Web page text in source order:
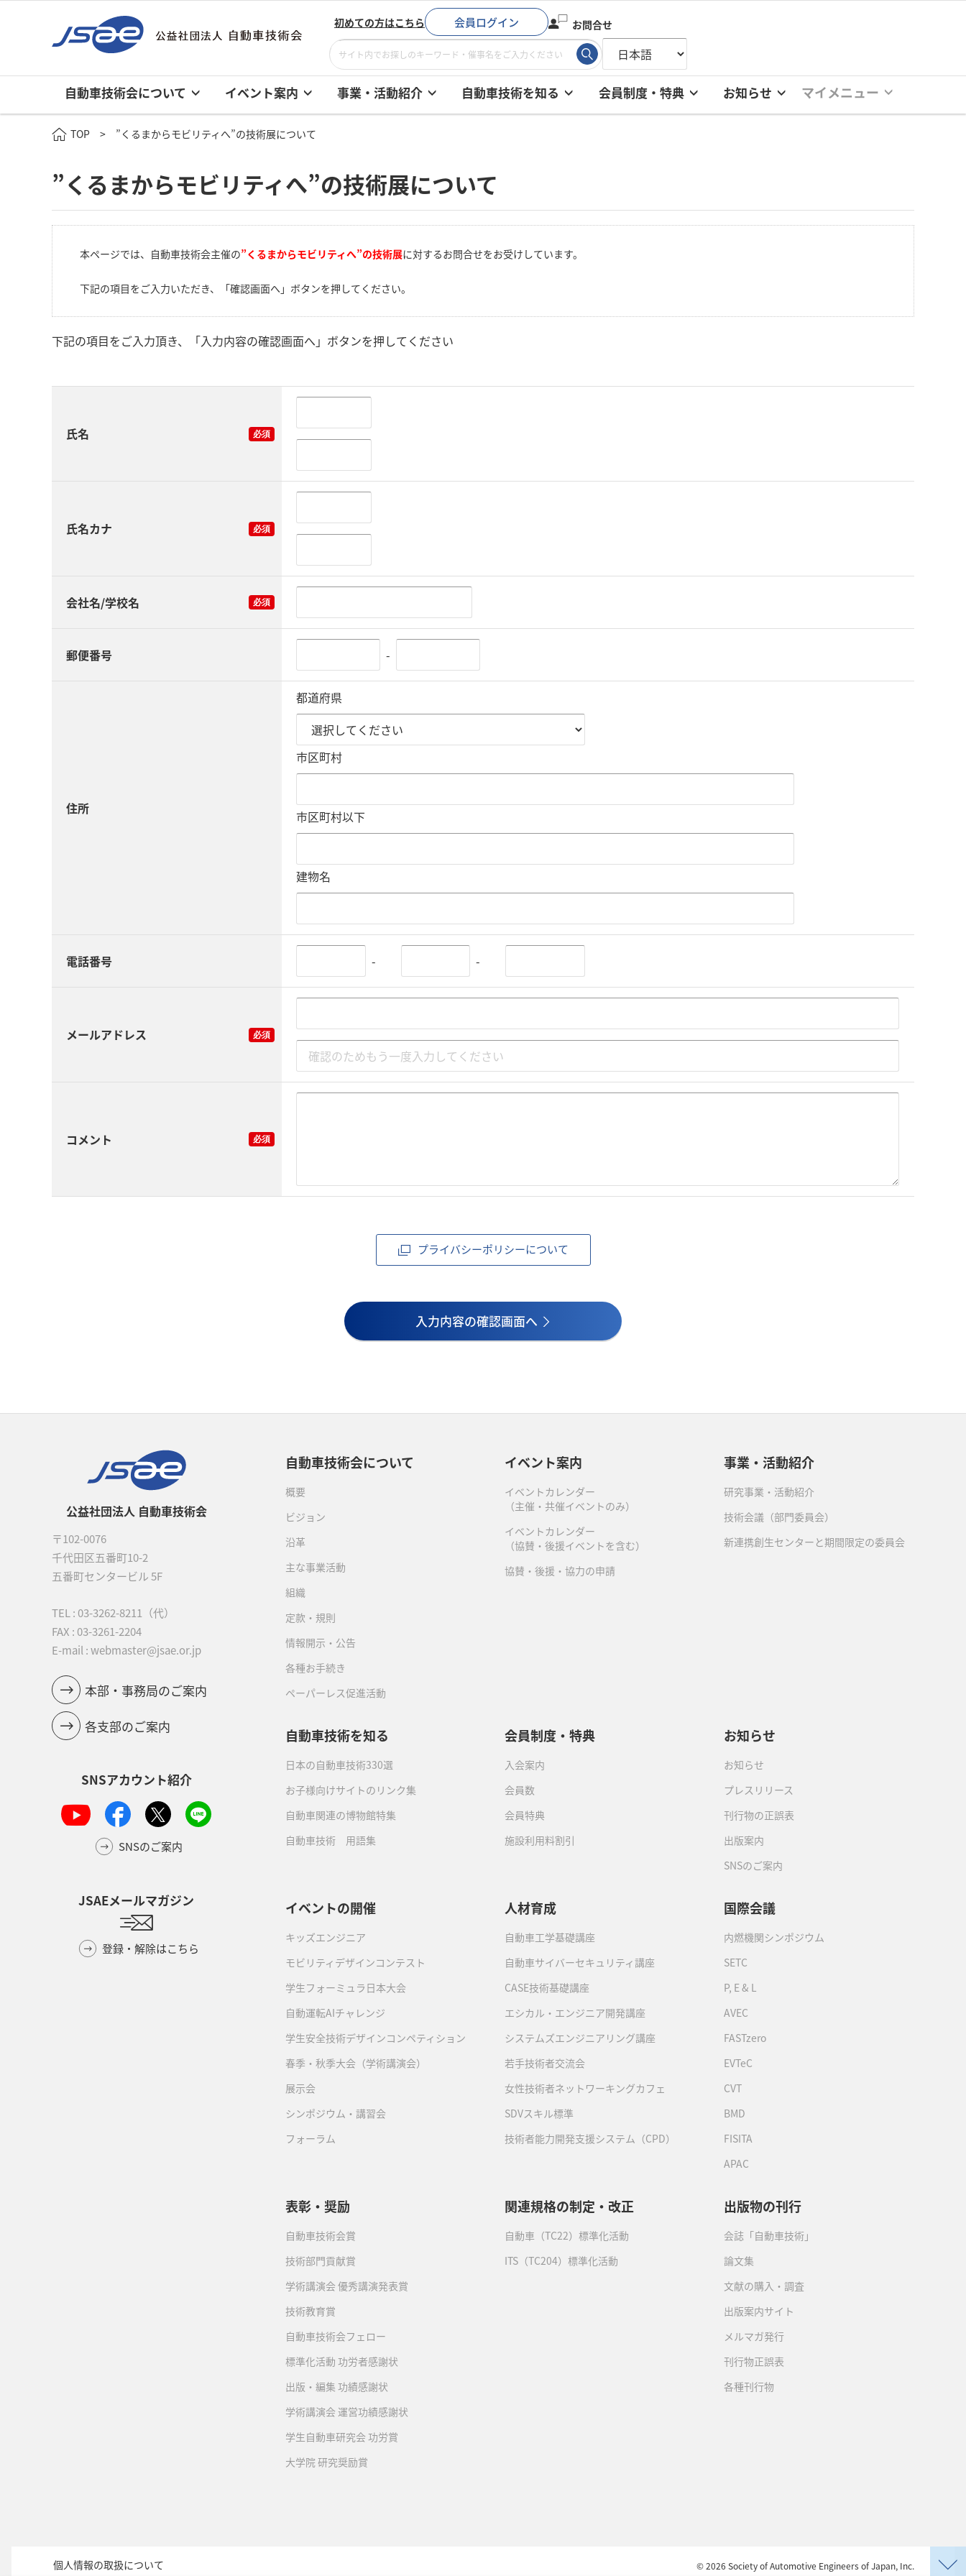
初めての方はこちら 会員ログイン お問合せ
自動車技術会について イベント案内 事業・活動紹介 自動車技術を知る 会員制度・特典 お知らせ マイメニュー
TOP ”くるまからモビリティへ”の技術展について
”くるまからモビリティへ”の技術展について
本ページでは、自動車技術会主催の”くるまからモビリティへ”の技術展に対するお問合せをお受けしています。
下記の項目をご入力いただき、「確認画面へ」ボタンを押してください。
下記の項目をご入力頂き、「入力内容の確認画面へ」ボタンを押してください
氏名
氏名カナ
会社名/学校名
郵便番号 -
住所
都道府県
市区町村
市区町村以下
建物名
電話番号 - -
メールアドレス
コメント
プライバシーポリシーについて
入力内容の確認画面へ
公益社団法人 自動車技術会
〒102-0076
千代田区五番町10-2
五番町センタービル 5F
TEL : 03-3262-8211
（代）
FAX : 03-3261-2204
E-mail : webmaster@jsae.or.jp
本部・事務局のご案内
各支部のご案内
SNSアカウント紹介
SNSのご案内
JSAEメールマガジン
登録・解除はこちら
自動車技術会について
概要
ビジョン
沿革
主な事業活動
組織
定款・規則
情報開示・公告
各種お手続き
ペーパーレス促進活動
イベント案内
イベントカレンダー
（主催・共催イベントのみ）
イベントカレンダー
（協賛・後援イベントを含む）
協賛・後援・協力の申請
事業・活動紹介
研究事業・活動紹介
技術会議（部門委員会）
新連携創生センターと期間限定の委員会
自動車技術を知る
日本の自動車技術330選
お子様向けサイトのリンク集
自動車関連の博物館特集
自動車技術 用語集
会員制度・特典
入会案内
会員数
会員特典
施設利用料割引
お知らせ
お知らせ
プレスリリース
刊行物の正誤表
出版案内
SNSのご案内
イベントの開催
キッズエンジニア
モビリティデザインコンテスト
学生フォーミュラ日本大会
自動運転AIチャレンジ
学生安全技術デザインコンペティション
春季・秋季大会（学術講演会）
展示会
シンポジウム・講習会
フォーラム
人材育成
自動車工学基礎講座
自動車サイバーセキュリティ講座
CASE技術基礎講座
エシカル・エンジニア開発講座
システムズエンジニアリング講座
若手技術者交流会
女性技術者ネットワーキングカフェ
SDVスキル標準
技術者能力開発支援システム（CPD）
国際会議
内燃機関シンポジウム
SETC
P, E & L
AVEC
FASTzero
EVTeC
CVT
BMD
FISITA
APAC
表彰・奨励
自動車技術会賞
技術部門貢献賞
学術講演会 優秀講演発表賞
技術教育賞
自動車技術会フェロー
標準化活動 功労者感謝状
出版・編集 功績感謝状
学術講演会 運営功績感謝状
学生自動車研究会 功労賞
大学院 研究奨励賞
関連規格の制定・改正
自動車（TC22）標準化活動
ITS（TC204）標準化活動
出版物の刊行
会誌「自動車技術」
論文集
文献の購入・調査
出版案内サイト
メルマガ発行
刊行物正誤表
各種刊行物
個人情報の取扱について ©2026 Society of Automotive Engineers of Japan, Inc.